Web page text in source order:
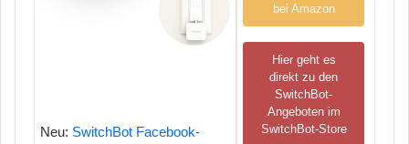
Neu: SwitchBot Facebook-
bei Amazon
Hier geht es
direkt zu den
SwitchBot-
Angeboten im
SwitchBot-Store